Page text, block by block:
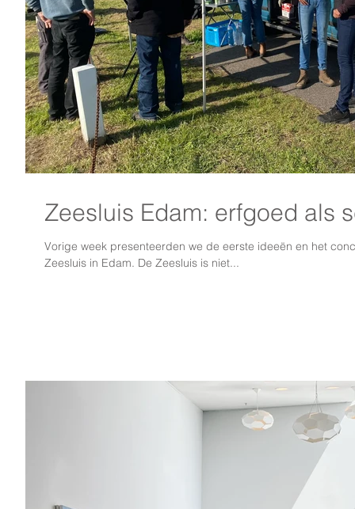
Zeesluis Edam: erfgoed als
Vorige week presenteerden we de eerste ideeën en het
Zeesluis in Edam. De Zeesluis is niet...